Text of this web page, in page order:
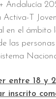
Andalucía
Activa-T
en el ámbito
las
entre 18 y
inscrito